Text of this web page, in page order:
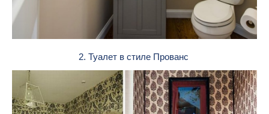
2. Туалет в стиле Прованс